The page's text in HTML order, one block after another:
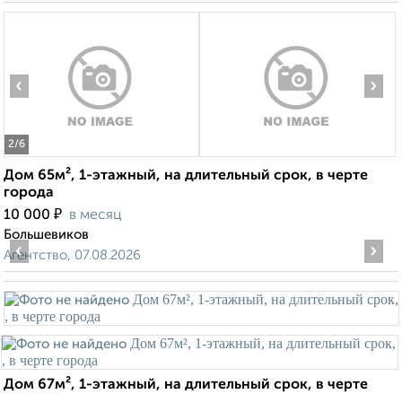
2/6
‹ ›
Дом 65м², 1-этажный, на длительный срок, в черте
города
10 000 ₽ в месяц
Большевиков
Агентство, 07.08.2026
‹ ›
Дом 67м², 1-этажный, на длительный срок, в черте